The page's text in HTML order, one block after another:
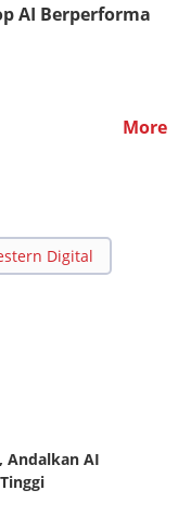
AI Berperforma
More
Digital
Andalkan AI